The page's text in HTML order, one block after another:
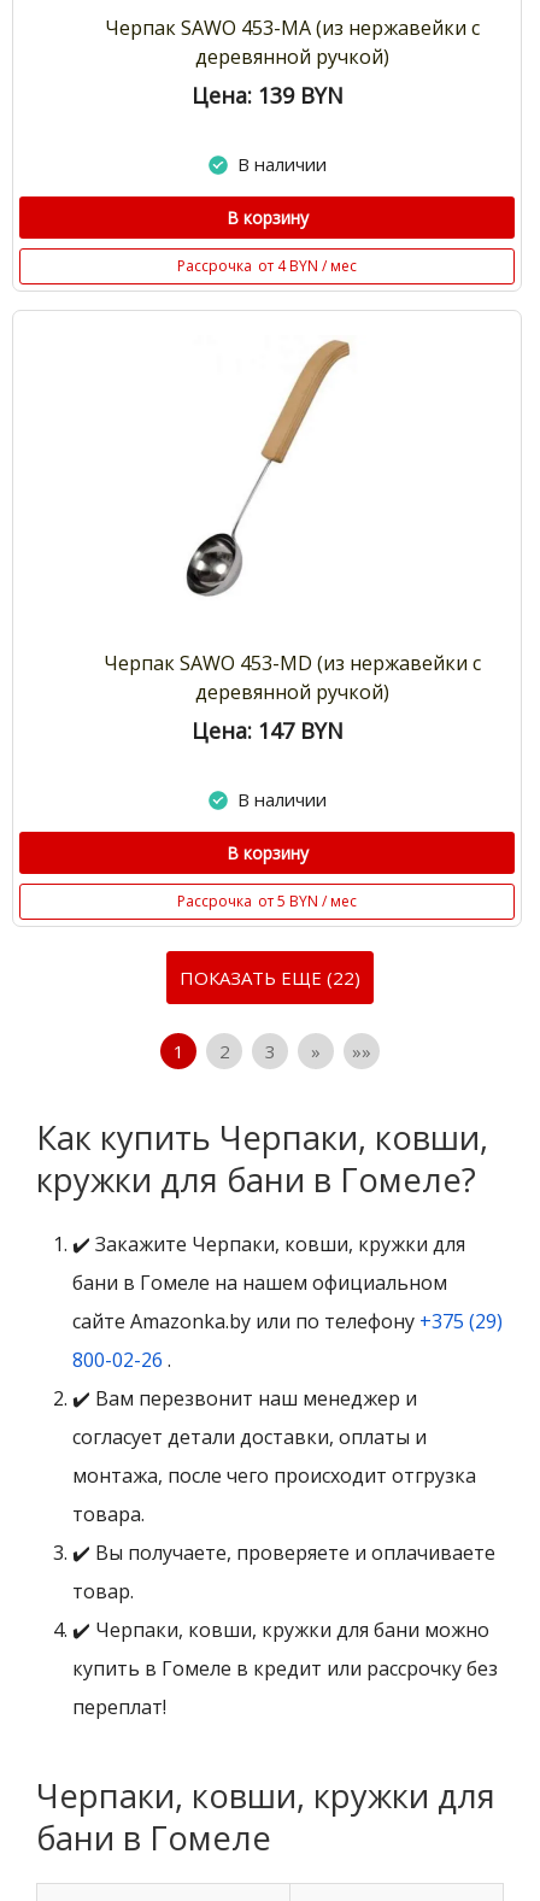
Черпак SAWO 453-MA (из нержавейки с
деревянной ручкой)
Цена: 139 BYN
В наличии
В корзину
Рассрочка от 4 BYN / мес
Черпак SAWO 453-MD (из нержавейки с
деревянной ручкой)
Цена: 147 BYN
В наличии
В корзину
Рассрочка от 5 BYN / мес
ПОКАЗАТЬ ЕЩЕ (22)
1 2 3 » »»
Как купить Черпаки, ковши,
кружки для бани в Гомеле?
✔️ Закажите Черпаки, ковши, кружки для
бани в Гомеле на нашем официальном
сайте Amazonka.by или по телефону +375 (29)
800-02-26 .
✔️ Вам перезвонит наш менеджер и
согласует детали доставки, оплаты и
монтажа, после чего происходит отгрузка
товара.
✔️ Вы получаете, проверяете и оплачиваете
товар.
✔️ Черпаки, ковши, кружки для бани можно
купить в Гомеле в кредит или рассрочку без
переплат!
Черпаки, ковши, кружки для
бани в Гомеле